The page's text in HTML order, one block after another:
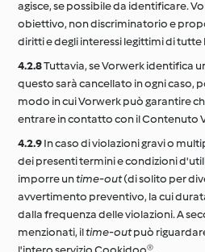
agisce, se possibile da identificare.
obiettivo, non discriminatorio e
diritti e degli interessi legittimi di
4.2.8Tuttavia, se Vorwerk identifica
questo sarà cancellato in ogni caso,
modo in cui Vorwerk può garantire
entrare in contatto con il Contenuto
4.2.9In caso di violazioni gravi o
dei presenti termini e condizioni
imporre untime-out(di solito per
avvertimento preventivo, la cui
dalla frequenza delle violazioni. A
menzionati, iltime-outpuò